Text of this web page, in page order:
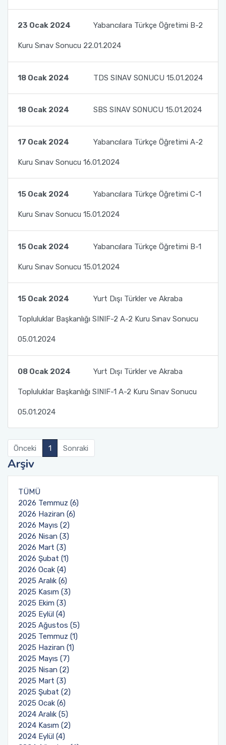
23 Ocak 2024 Yabancılara Türkçe Öğretimi B-2
Kuru Sınav Sonucu 22.01.2024
18 Ocak 2024 TDS SINAV SONUCU 15.01.2024
18 Ocak 2024 SBS SINAV SONUCU 15.01.2024
17 Ocak 2024 Yabancılara Türkçe Öğretimi A-2
Kuru Sınav Sonucu 16.01.2024
15 Ocak 2024 Yabancılara Türkçe Öğretimi C-1
Kuru Sınav Sonucu 15.01.2024
15 Ocak 2024 Yabancılara Türkçe Öğretimi B-1
Kuru Sınav Sonucu 15.01.2024
15 Ocak 2024 Yurt Dışı Türkler ve Akraba
Topluluklar Başkanlığı SINIF-2 A-2 Kuru Sınav Sonucu
05.01.2024
08 Ocak 2024 Yurt Dışı Türkler ve Akraba
Topluluklar Başkanlığı SINIF-1 A-2 Kuru Sınav Sonucu
05.01.2024
Önceki 1 Sonraki
Arşiv
TÜMÜ
2026 Temmuz (6)
2026 Haziran (6)
2026 Mayıs (2)
2026 Nisan (3)
2026 Mart (3)
2026 Şubat (1)
2026 Ocak (4)
2025 Aralık (6)
2025 Kasım (3)
2025 Ekim (3)
2025 Eylül (4)
2025 Ağustos (5)
2025 Temmuz (1)
2025 Haziran (1)
2025 Mayıs (7)
2025 Nisan (2)
2025 Mart (3)
2025 Şubat (2)
2025 Ocak (6)
2024 Aralık (5)
2024 Kasım (2)
2024 Eylül (4)
Toplumsal Duyarlılık ve Katkı Projeleri Dersi
ile TÖMER'deki Bursiyerlerimizin ve
Kursiyerlerimizin Buluşması 1
ile TÖMER'deki Bursiyerlerimizin ve
Kursiyerlerimizin Buluşması 2
Kapsamında Türk Dili ve Edebiyatı Öğrencileri
Akdeniz Üniversitesi Uluslararası Öğrenci
Burslu Öğrencileri AKDENİZ TÖMER'de Buluştu